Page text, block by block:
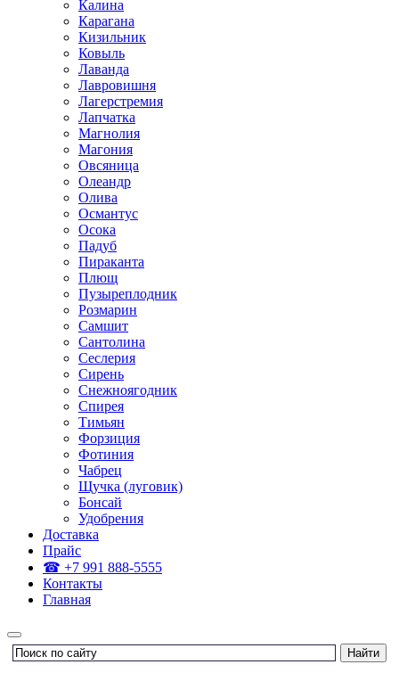
Калина
Карагана
Кизильник
Ковыль
Лаванда
Лавровишня
Лагерстремия
Лапчатка
Магнолия
Магония
Овсяница
Олеандр
Олива
Османтус
Осока
Падуб
Пираканта
Плющ
Пузыреплодник
Розмарин
Самшит
Сантолина
Сеслерия
Сирень
Снежноягодник
Спирея
Тимьян
Форзиция
Фотиния
Чабрец
Щучка (луговик)
Бонсай
Удобрения
Доставка
Прайс
☎ +7 991 888-5555
Контакты
Главная